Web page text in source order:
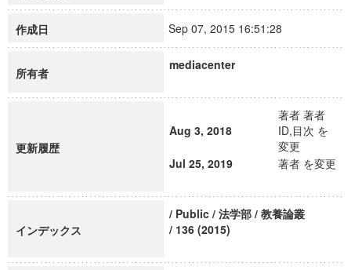
作成日 Sep 07, 2015 16:51:28
所有者
mediacenter
更新履歴
Aug 3, 2018
著者 著者
ID,目次 を
変更
Jul 25, 2019
著者 を変更
インデックス
/ Public / 法学部 / 教養論叢
/ 136 (2015)